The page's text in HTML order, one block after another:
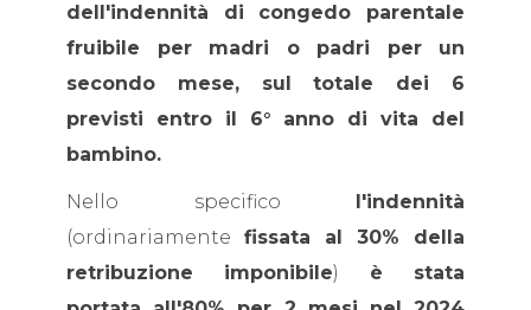
dell'indennità di congedo parentale
fruibile per madri o padri per un
secondo mese, sul totale dei 6
previsti entro il 6° anno di vita del
bambino.
Nello specifico l'indennità
(ordinariamente fissata al 30% della
retribuzione imponibile) è stata